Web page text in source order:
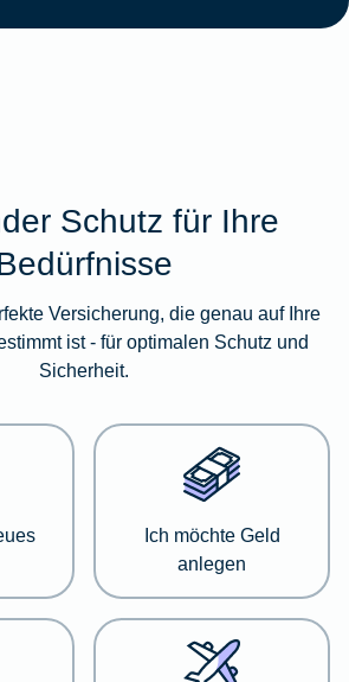
Schutz für Ihre
Versicherung, die genau auf Ihre
ist - für optimalen Schutz und
Sicherheit.
Ich möchte Geld
anlegen